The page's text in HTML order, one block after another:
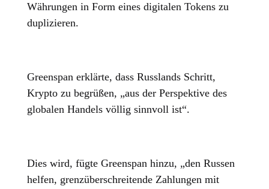
Währungen in Form eines digitalen Tokens zu
duplizieren.
Greenspan erklärte, dass Russlands Schritt,
Krypto zu begrüßen, „aus der Perspektive des
globalen Handels völlig sinnvoll ist“.
Dies wird, fügte Greenspan hinzu, „den Russen
helfen, grenzüberschreitende Zahlungen mit